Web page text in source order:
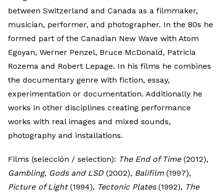
between Switzerland and Canada as a filmmaker,
musician, performer, and photographer. In the 80s he
formed part of the Canadian New Wave with Atom
Egoyan, Werner Penzel, Bruce McDonald, Patricia
Rozema and Robert Lepage. In his films he combines
the documentary genre with fiction, essay,
experimentation or documentation. Additionally he
works in other disciplines creating performance
works with real images and mixed sounds,
photography and installations.
Films (selección / selection): The End of Time(2012),
Gambling, Gods and LSD (2002), Balifilm(1997),
Picture of Light(1994), Tectonic Plates(1992), The